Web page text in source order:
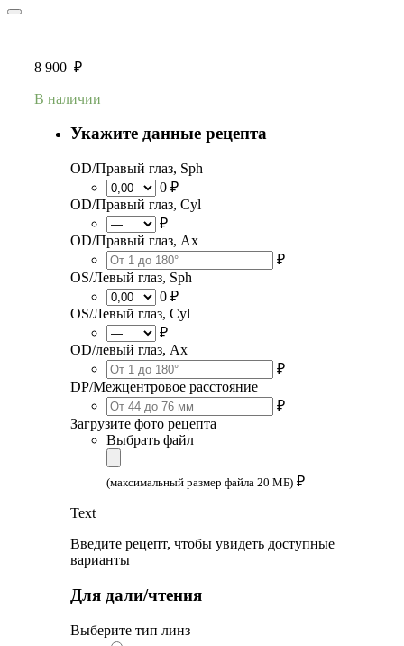
8 900 ₽
В наличии
Укажите данные рецепта
OD/Правый глаз, Sph
0 ₽
OD/Правый глаз, Cyl
₽
OD/Правый глаз, Ax
₽
OS/Левый глаз, Sph
0 ₽
OS/Левый глаз, Cyl
₽
OD/левый глаз, Ax
₽
DP/Межцентровое расстояние
₽
Загрузите фото рецепта
Выбрать файл
(максимальный размер файла 20 МБ) ₽
Text
Введите рецепт, чтобы увидеть доступные
варианты
Для дали/чтения
Выберите тип линз